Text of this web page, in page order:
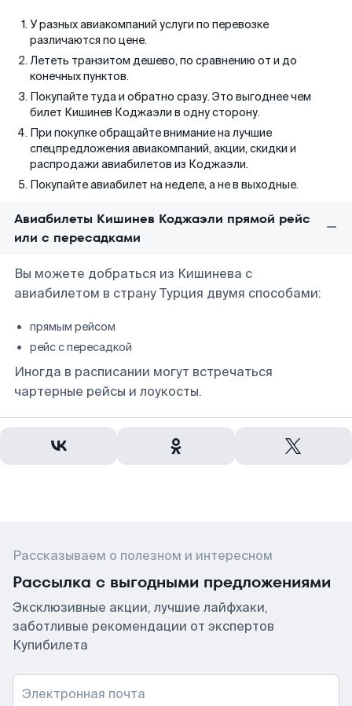
У разных авиакомпаний услуги по перевозке
различаются по цене.
Лететь транзитом дешево, по сравнению от и до
конечных пунктов.
Покупайте туда и обратно сразу. Это выгоднее чем
билет Кишинев Коджаэли в одну сторону.
При покупке обращайте внимание на лучшие
спецпредложения авиакомпаний, акции, скидки и
распродажи авиабилетов из Коджаэли.
Покупайте авиабилет на неделе, а не в выходные.
Авиабилеты Кишинев Коджаэли прямой рейс
или с пересадками
Вы можете добраться из Кишинева с
авиабилетом в страну Турция двумя способами:
прямым рейсом
рейс с пересадкой
Иногда в расписании могут встречаться
чартерные рейсы и лоукосты.
Рассказываем о полезном и интересном
Рассылка с выгодными предложениями
Эксклюзивные акции, лучшие лайфхаки,
заботливые рекомендации от экспертов
Купибилета
Электронная почта